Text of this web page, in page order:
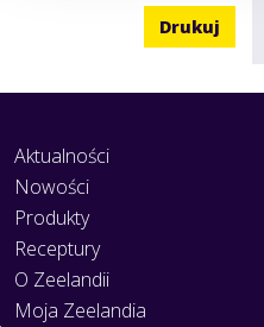
Drukuj
Aktualności
Nowości
Produkty
Receptury
O Zeelandii
Moja Zeelandia